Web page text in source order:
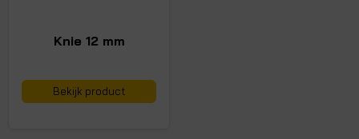
Knie 12 mm
Bekijk product